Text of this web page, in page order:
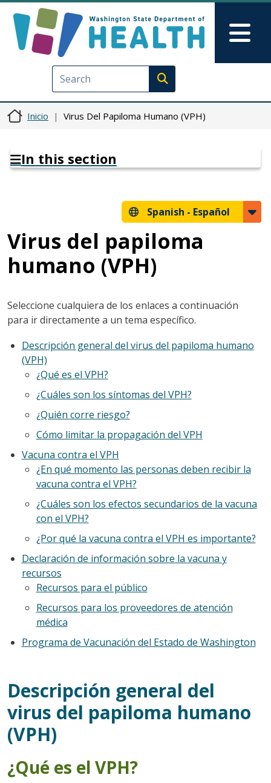
Execute search
Inicio Virus Del Papiloma Humano (VPH)
In this section
Spanish - Español
Virus del papiloma
humano (VPH)
Seleccione cualquiera de los enlaces a continuación
para ir directamente a un tema específico.
Descripción general del virus del papiloma humano
(VPH)
¿Qué es el VPH?
¿Cuáles son los síntomas del VPH?
¿Quién corre riesgo?
Cómo limitar la propagación del VPH
Vacuna contra el VPH
¿En qué momento las personas deben recibir la
vacuna contra el VPH?
¿Cuáles son los efectos secundarios de la vacuna
con el VPH?
¿Por qué la vacuna contra el VPH es importante?
Declaración de información sobre la vacuna y
recursos
Recursos para el público
Recursos para los proveedores de atención
médica
Programa de Vacunación del Estado de Washington
Descripción general del
virus del papiloma humano
(VPH)
¿Qué es el VPH?